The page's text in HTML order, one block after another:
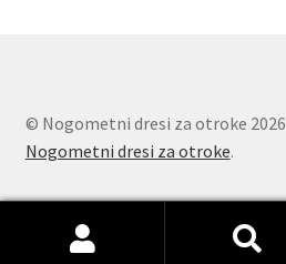
© Nogometni dresi za otroke 2026
Nogometni dresi za otroke.